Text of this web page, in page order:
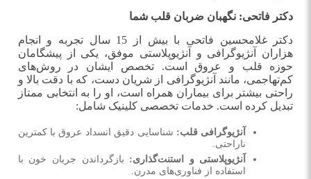
دکتر فاتحی: نگهبان ضربان قلب شما
دکتر غلامحسین فاتحی با بیش از 15 سال تجربه و انجام
هزاران آنژیوگرافی و آنژیوپلاستی موفق، یکی از پیشگامان
حوزه قلب و عروق است. تخصص ایشان در روش‌های
کم‌تهاجمی، مانند آنژیوگرافی از شریان دست، که با دقت بالا و
راحتی بیشتر برای بیماران همراه است، او را به انتخابی ممتاز
تبدیل کرده است. خدمات تخصصی کلینیک شامل:
آنژیوگرافی قلب: شناسایی دقیق انسداد عروق با کمترین
ناراحتی.
آنژیوپلاستی و استنت‌گذاری: بازگرداندن جریان خون با
استفاده از فناوری‌های مدرن.